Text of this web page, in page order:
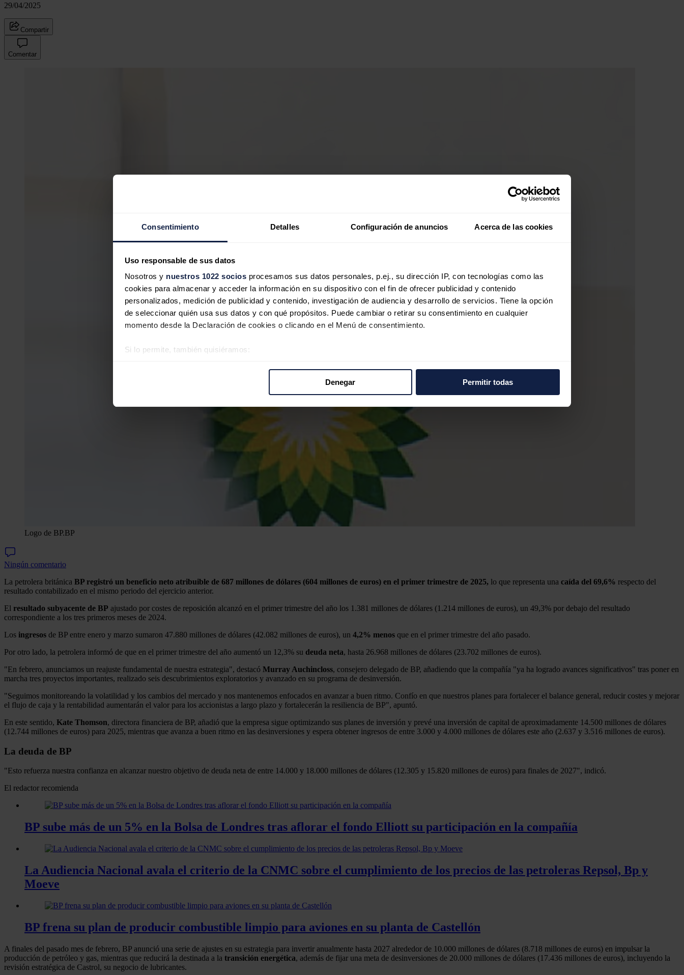
Consentimiento Detalles Configuración de anuncios Acerca de las cookies
Uso responsable de sus datos
Nosotros y nuestros 1022 socios procesamos sus datos personales, p.ej., su dirección IP, con tecnologías como las
cookies para almacenar y acceder la información en su dispositivo con el fin de ofrecer publicidad y contenido
personalizados, medición de publicidad y contenido, investigación de audiencia y desarrollo de servicios. Tiene la opción
de seleccionar quién usa sus datos y con qué propósitos. Puede cambiar o retirar su consentimiento en cualquier
momento desde la Declaración de cookies o clicando en el Menú de consentimiento.
Si lo permite, también quisiéramos:
Las cookies de este sitio web se usan para personalizar el contenido y los anuncios, ofrecer funciones de redes sociales
y analizar el tráfico. Además, compartimos información sobre el uso que haga del sitio web con nuestros partners de
redes sociales, publicidad y análisis web, quienes pueden combinarla con otra información que les haya proporcionado o
que hayan recopilado a partir del uso que haya hecho de sus servicios.
Denegar Permitir todas
29/04/2025
Compartir
Comentar
Logo de BP.BP
Ningún comentario
La petrolera británica BP registró un beneficio neto atribuible de 687 millones de dólares (604 millones de euros) en el primer trimestre de 2025, lo que representa una caída del 69,6% respecto del
resultado contabilizado en el mismo periodo del ejercicio anterior.
El resultado subyacente de BP ajustado por costes de reposición alcanzó en el primer trimestre del año los 1.381 millones de dólares (1.214 millones de euros), un 49,3% por debajo del resultado
correspondiente a los tres primeros meses de 2024.
Los ingresos de BP entre enero y marzo sumaron 47.880 millones de dólares (42.082 millones de euros), un 4,2% menos que en el primer trimestre del año pasado.
Por otro lado, la petrolera informó de que en el primer trimestre del año aumentó un 12,3% su deuda neta, hasta 26.968 millones de dólares (23.702 millones de euros).
"En febrero, anunciamos un reajuste fundamental de nuestra estrategia", destacó Murray Auchincloss, consejero delegado de BP, añadiendo que la compañía "ya ha logrado avances significativos" tras poner en
marcha tres proyectos importantes, realizado seis descubrimientos exploratorios y avanzado en su programa de desinversión.
"Seguimos monitoreando la volatilidad y los cambios del mercado y nos mantenemos enfocados en avanzar a buen ritmo. Confío en que nuestros planes para fortalecer el balance general, reducir costes y mejorar
el flujo de caja y la rentabilidad aumentarán el valor para los accionistas a largo plazo y fortalecerán la resiliencia de BP", apuntó.
En este sentido, Kate Thomson, directora financiera de BP, añadió que la empresa sigue optimizando sus planes de inversión y prevé una inversión de capital de aproximadamente 14.500 millones de dólares
(12.744 millones de euros) para 2025, mientras que avanza a buen ritmo en las desinversiones y espera obtener ingresos de entre 3.000 y 4.000 millones de dólares este año (2.637 y 3.516 millones de euros).
La deuda de BP
"Esto refuerza nuestra confianza en alcanzar nuestro objetivo de deuda neta de entre 14.000 y 18.000 millones de dólares (12.305 y 15.820 millones de euros) para finales de 2027", indicó.
El redactor recomienda
BP sube más de un 5% en la Bolsa de Londres tras aflorar el fondo Elliott su participación en la compañía
La Audiencia Nacional avala el criterio de la CNMC sobre el cumplimiento de los precios de las petroleras Repsol, Bp y
Moeve
BP frena su plan de producir combustible limpio para aviones en su planta de Castellón
A finales del pasado mes de febrero, BP anunció una serie de ajustes en su estrategia para invertir anualmente hasta 2027 alrededor de 10.000 millones de dólares (8.718 millones de euros) en impulsar la
producción de petróleo y gas, mientras que reducirá la destinada a la transición energética, además de fijar una meta de desinversiones de 20.000 millones de dólares (17.436 millones de euros), incluyendo la
revisión estratégica de Castrol, su negocio de lubricantes.